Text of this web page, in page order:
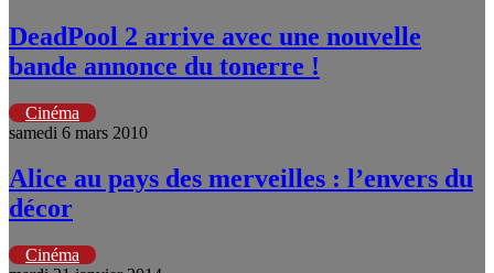
DeadPool 2 arrive avec une nouvelle
bande annonce du tonerre !
Cinéma
samedi 6 mars 2010
Alice au pays des merveilles : l’envers du
décor
Cinéma